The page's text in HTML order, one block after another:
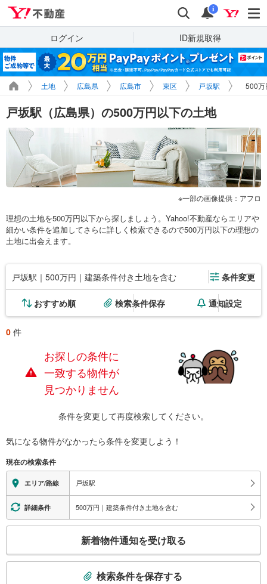
検索 通知
i
ログイン ID新規取得
土地 広島県 広島市 東区 戸坂駅 500万
戸坂駅（広島県）の500万円以下の土地
一部の画像提供：アフロ
理想の土地を500万円以下から探しましょう。Yahoo!不動産ならエリアや
細かい条件を追加してさらに詳しく検索できるので500万円以下の理想の
土地に出会えます。
戸坂駅｜500万円｜建築条件付き土地を含む 条件変更
おすすめ順 検索条件保存 通知設定
0 件
お探しの条件に
一致する物件が
見つかりません
条件を変更して再度検索してください。
気になる物件がなかったら条件を変更しよう！
現在の検索条件
エリア/路線 戸坂駅
詳細条件 500万円｜建築条件付き土地を含む
検
新着物件通知を受け取る
検索条件を保存する